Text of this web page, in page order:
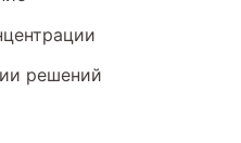
решений